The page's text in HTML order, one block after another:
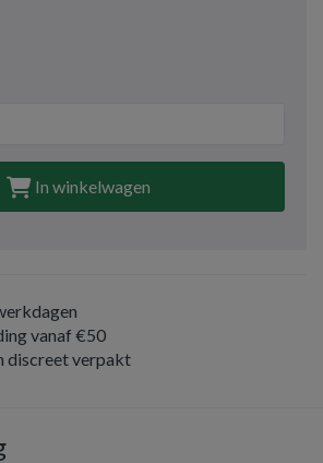
In winkelwagen
vanaf €50
discreet verpakt